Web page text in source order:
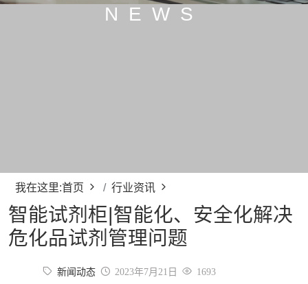
NEWS
我在这里:首页 行业资讯
智能试剂柜|智能化、安全化解决
危化品试剂管理问题
新闻动态 2023年7月21日 1693